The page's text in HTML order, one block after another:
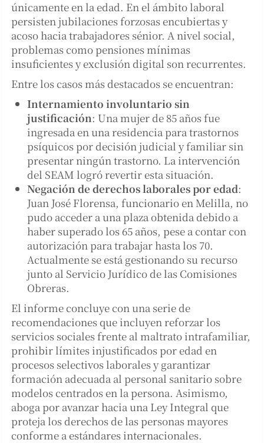
únicamente en la edad. En el ámbito laboral
persisten jubilaciones forzosas encubiertas y
acoso hacia trabajadores sénior. A nivel social,
problemas como pensiones mínimas
insuficientes y exclusión digital son recurrentes.
Entre los casos más destacados se encuentran:
Internamiento involuntario sin
justificación: Una mujer de 85 años fue
ingresada en una residencia para trastornos
psíquicos por decisión judicial y familiar sin
presentar ningún trastorno. La intervención
del SEAM logró revertir esta situación.
Negación de derechos laborales por edad:
Juan José Florensa, funcionario en Melilla, no
pudo acceder a una plaza obtenida debido a
haber superado los 65 años, pese a contar con
autorización para trabajar hasta los 70.
Actualmente se está gestionando su recurso
junto al Servicio Jurídico de las Comisiones
Obreras.
El informe concluye con una serie de
recomendaciones que incluyen reforzar los
servicios sociales frente al maltrato intrafamiliar,
prohibir límites injustificados por edad en
procesos selectivos laborales y garantizar
formación adecuada al personal sanitario sobre
modelos centrados en la persona. Asimismo,
aboga por avanzar hacia una Ley Integral que
proteja los derechos de las personas mayores
conforme a estándares internacionales.